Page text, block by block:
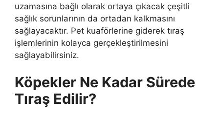
uzamasına bağlı olarak ortaya çıkacak çeşitli
sağlık sorunlarının da ortadan kalkmasını
sağlayacaktır. Pet kuaförlerine giderek tıraş
işlemlerinin kolayca gerçekleştirilmesini
sağlayabilirsiniz.
Köpekler Ne Kadar Sürede
Tıraş Edilir?